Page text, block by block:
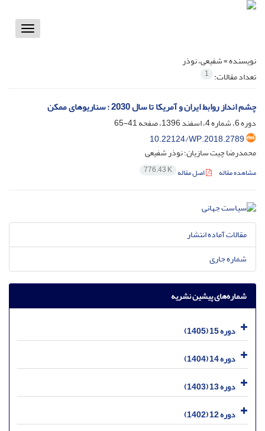
Toggle
نویسنده =شفیعی، نوذر
تعداد مقالات: 1
چشم انداز روابط ایران و آمریکا تا سال 2030 : سناریوهای ممکن
دوره 6، شماره 4، اسفند 1396، صفحه
41-65
10.22124/WP.2018.2789
محمدرضا چیت سازیان؛ نوذر شفیعی
مشاهده مقاله اصل مقاله 776.43 K
مقالات آماده انتشار
شماره جاری
شماره‌های پیشین نشریه
دوره 15 (1405)
دوره 14 (1404)
دوره 13 (1403)
دوره 12 (1402)